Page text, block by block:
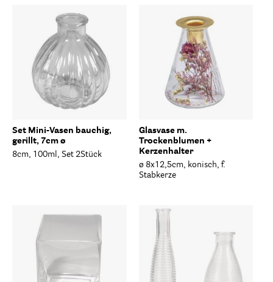
Set Mini-Vasen bauchig,
gerillt, 7cm ø
8cm, 100ml, Set 2Stück
Glasvase m.
Trockenblumen +
Kerzenhalter
ø 8x12,5cm, konisch, f.
Stabkerze